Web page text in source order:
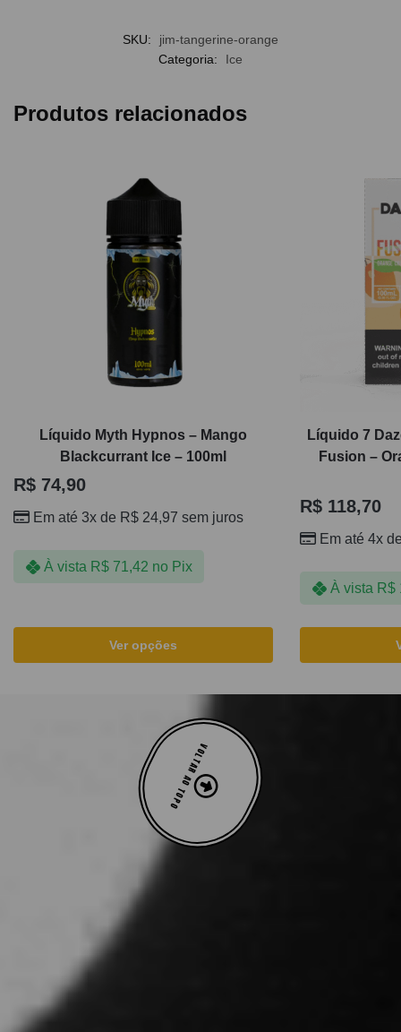
SKU:
jim-tangerine-orange
Categoria:
Ice
Produtos relacionados
Líquido Myth Hypnos – Mango
Blackcurrant Ice – 100ml
R$ 74,90
Em até 3x de R$ 24,97 sem juros
À vista R$71,42 no Pix
Ver opções
Líquido 7
Fusion –
R$ 118,70
Em até 4x
À vista R$
VOLTAR AO TOPO